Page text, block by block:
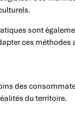
sont
ces
des
du territoire.